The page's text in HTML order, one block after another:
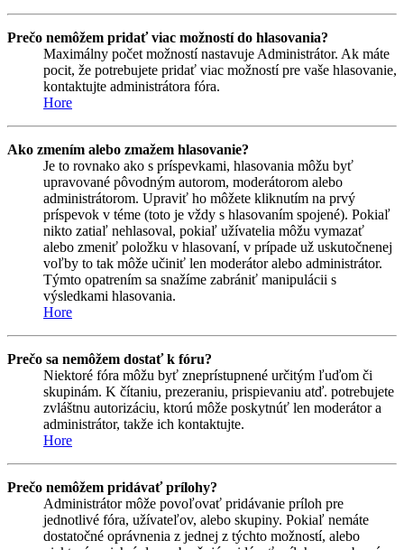
Prečo nemôžem pridať viac možností do hlasovania?
Maximálny počet možností nastavuje Administrátor. Ak máte
pocit, že potrebujete pridať viac možností pre vaše hlasovanie,
kontaktujte administrátora fóra.
Hore
Ako zmením alebo zmažem hlasovanie?
Je to rovnako ako s príspevkami, hlasovania môžu byť
upravované pôvodným autorom, moderátorom alebo
administrátorom. Upraviť ho môžete kliknutím na prvý
príspevok v téme (toto je vždy s hlasovaním spojené). Pokiaľ
nikto zatiaľ nehlasoval, pokiaľ užívatelia môžu vymazať
alebo zmeniť položku v hlasovaní, v prípade už uskutočnenej
voľby to tak môže učiniť len moderátor alebo administrátor.
Týmto opatrením sa snažíme zabrániť manipulácii s
výsledkami hlasovania.
Hore
Prečo sa nemôžem dostať k fóru?
Niektoré fóra môžu byť zneprístupnené určitým ľuďom či
skupinám. K čítaniu, prezeraniu, prispievaniu atď. potrebujete
zvláštnu autorizáciu, ktorú môže poskytnúť len moderátor a
administrátor, takže ich kontaktujte.
Hore
Prečo nemôžem pridávať prílohy?
Administrátor môže povoľovať pridávanie príloh pre
jednotlivé fóra, užívateľov, alebo skupiny. Pokiaľ nemáte
dostatočné oprávnenia z jednej z týchto možností, alebo